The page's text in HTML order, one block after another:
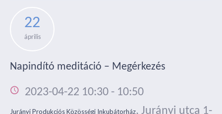
22
április
Napindító meditáció – Megérkezés
2023-04-22 10:30 - 10:50
Jurányi Produkciós Közösségi Inkubátorház, Jurányi utca 1-